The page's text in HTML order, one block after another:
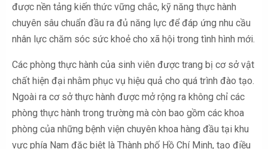
được nền tảng kiến thức vững chắc, kỹ năng thực hành
chuyên sâu chuẩn đầu ra đủ năng lực để đáp ứng nhu cầu
nhân lực chăm sóc sức khoẻ cho xã hội trong tình hình mới.
Các phòng thực hành của sinh viên được trang bị cơ sở vật
chất hiện đại nhằm phục vụ hiệu quả cho quá trình đào tạo.
Ngoài ra cơ sở thực hành được mở rộng ra không chỉ các
phòng thực hành trong trường mà còn bao gồm các khoa
phòng của những bệnh viện chuyên khoa hàng đầu tại khu
vực phía Nam đặc biệt là Thành phố Hồ Chí Minh, tạo điều